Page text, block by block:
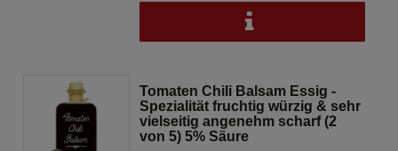
Tomaten Chili Balsam Essig -
Spezialität fruchtig würzig & sehr
vielseitig angenehm scharf (2
von 5) 5% Säure